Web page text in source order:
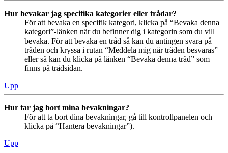
Hur bevakar jag specifika kategorier eller trådar?
För att bevaka en specifik kategori, klicka på “Bevaka denna
kategori”-länken när du befinner dig i kategorin som du vill
bevaka. För att bevaka en tråd så kan du antingen svara på
tråden och kryssa i rutan “Meddela mig när tråden besvaras”
eller så kan du klicka på länken “Bevaka denna tråd” som
finns på trådsidan.
Upp
Hur tar jag bort mina bevakningar?
För att ta bort dina bevakningar, gå till kontrollpanelen och
klicka på “Hantera bevakningar”).
Upp